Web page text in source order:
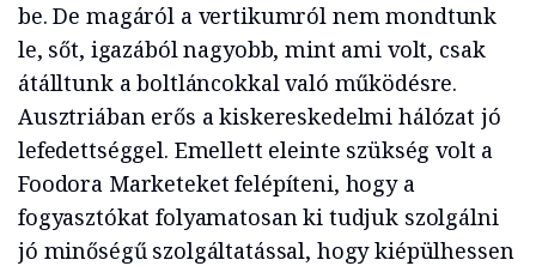
be. De magáról a vertikumról nem mondtunk
le, sőt, igazából nagyobb, mint ami volt, csak
átálltunk a boltláncokkal való működésre.
Ausztriában erős a kiskereskedelmi hálózat jó
lefedettséggel. Emellett eleinte szükség volt a
Foodora Marketeket felépíteni, hogy a
fogyasztókat folyamatosan ki tudjuk szolgálni
jó minőségű szolgáltatással, hogy kiépülhessen